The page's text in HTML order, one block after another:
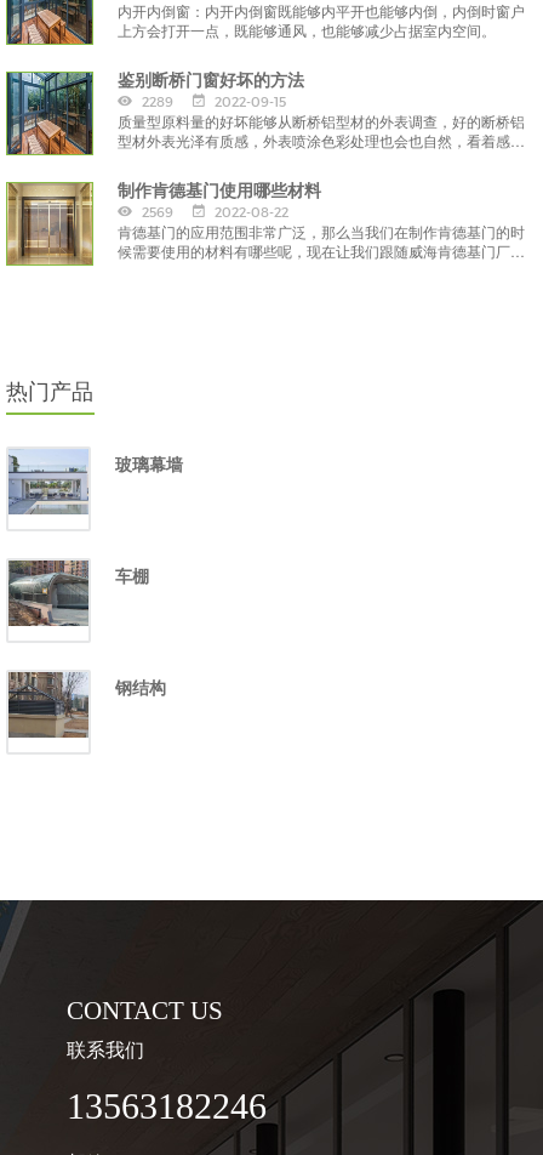
内开内倒窗：内开内倒窗既能够内平开也能够内倒，内倒时窗户
上方会打开一点，既能够通风，也能够减少占据室内空间。
鉴别断桥门窗好坏的方法
2289 2022-09-15
质量型原料量的好坏能够从断桥铝型材的外表调查，好的断桥铝
型材外表光泽有质感，外表喷涂色彩处理也会也自然，看着感觉
制作肯德基门使用哪些材料
2569 2022-08-22
肯德基门的应用范围非常广泛，那么当我们在制作肯德基门的时
候需要使用的材料有哪些呢，现在让我们跟随威海肯德基门厂家
热门产品
玻璃幕墙
车棚
钢结构
CONTACT US
联系我们
13563182246